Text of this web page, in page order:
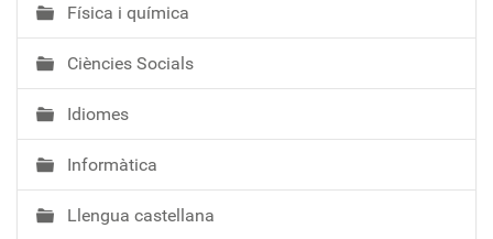
Física i química
Ciències Socials
Idiomes
Informàtica
Llengua castellana